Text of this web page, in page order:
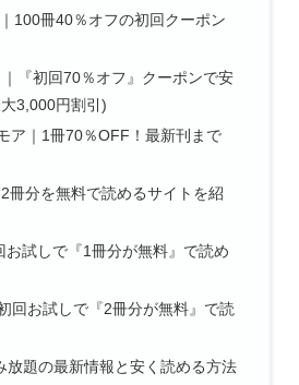
100冊40％オフの初回クーポン
『初回70％オフ』クーポンで安
3,000円割引)
ア｜1冊70％OFF！最新刊まで
2冊分を無料で読めるサイトを紹
お試しで『1冊分が無料』で読め
回お試しで『2冊分が無料』で読
放題の最新情報と安く読める方法